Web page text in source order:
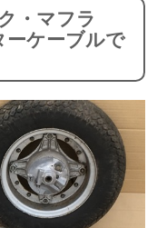
・マフラ
ーケーブルで